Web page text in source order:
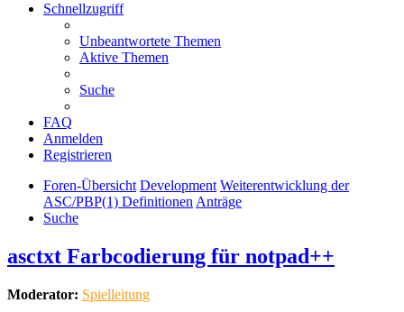
Schnellzugriff
Unbeantwortete Themen
Aktive Themen
Suche
FAQ
Anmelden
Registrieren
Foren-Übersicht Development Weiterentwicklung der
ASC/PBP(1) DefinitionenAnträge
Suche
asctxt Farbcodierung für notpad++
Moderator: Spielleitung